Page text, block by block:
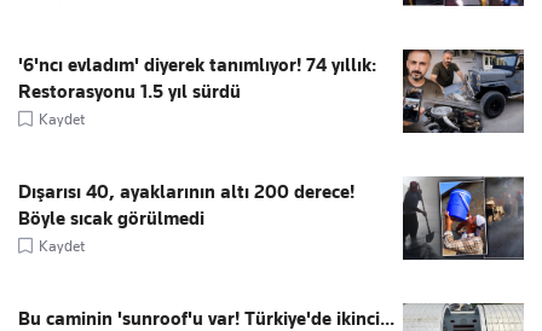
'6'ncı evladım' diyerek tanımlıyor! 74 yıllık:
Restorasyonu 1.5 yıl sürdü
Kaydet
Dışarısı 40, ayaklarının altı 200 derece!
Böyle sıcak görülmedi
Kaydet
Bu caminin 'sunroof'u var! Türkiye'de ikinci...